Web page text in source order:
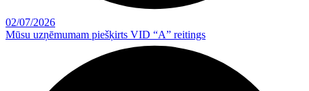
02/07/2026
Mūsu uzņēmumam piešķirts VID “A” reitings